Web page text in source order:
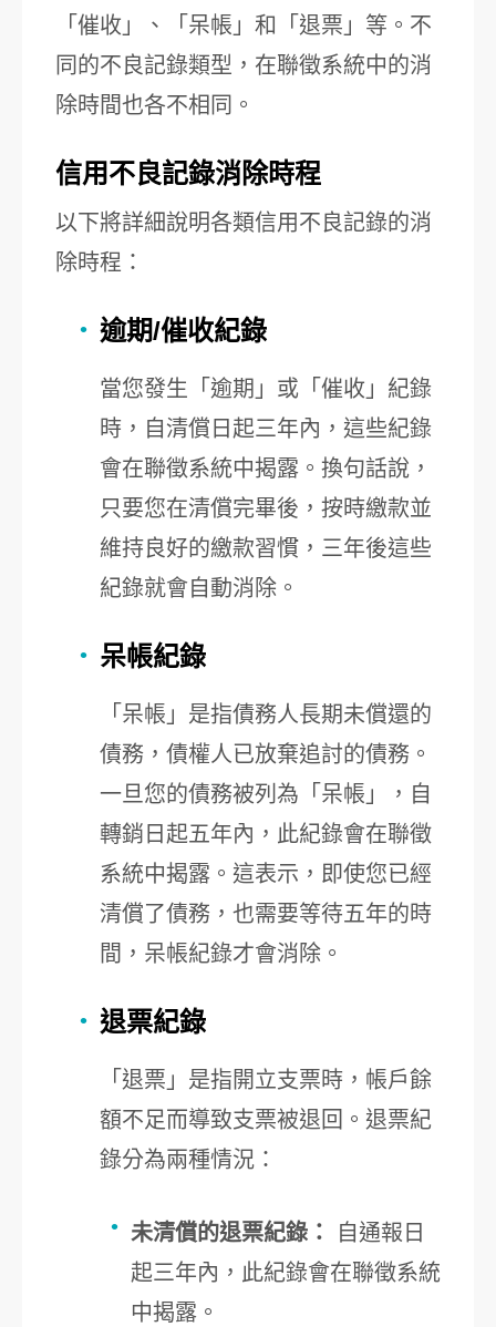
「催收」、「呆帳」和「退票」等。不
同的不良記錄類型，在聯徵系統中的消
除時間也各不相同。
信用不良記錄消除時程
以下將詳細說明各類信用不良記錄的消
除時程：
逾期/催收紀錄
當您發生「逾期」或「催收」紀錄
時，自清償日起三年內，這些紀錄
會在聯徵系統中揭露。換句話說，
只要您在清償完畢後，按時繳款並
維持良好的繳款習慣，三年後這些
紀錄就會自動消除。
呆帳紀錄
「呆帳」是指債務人長期未償還的
債務，債權人已放棄追討的債務。
一旦您的債務被列為「呆帳」，自
轉銷日起五年內，此紀錄會在聯徵
系統中揭露。這表示，即使您已經
清償了債務，也需要等待五年的時
間，呆帳紀錄才會消除。
退票紀錄
「退票」是指開立支票時，帳戶餘
額不足而導致支票被退回。退票紀
錄分為兩種情況：
未清償的退票紀錄：
自通報日
起三年內，此紀錄會在聯徵系統
中揭露。